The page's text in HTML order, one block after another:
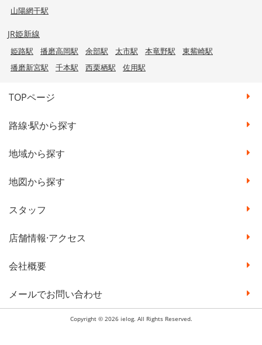
山陽網干駅
JR姫新線
姫路駅 播磨高岡駅 余部駅 太市駅 本竜野駅
東觜崎駅
播磨新宮駅
千本駅 西栗栖駅 佐用駅
TOPページ
路線·駅から探す
地域から探す
地図から探す
スタッフ
店舗情報·アクセス
会社概要
メールでお問い合わせ
Copyright © 2026 ielog. All Rights Reserved.